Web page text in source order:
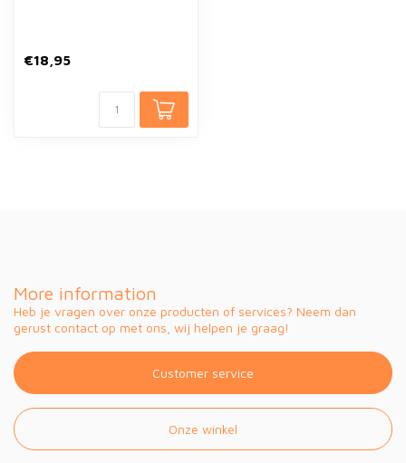
€18,95
More information
Heb je vragen over onze producten of services? Neem dan
gerust contact op met ons, wij helpen je graag!
Customer service
Onze winkel